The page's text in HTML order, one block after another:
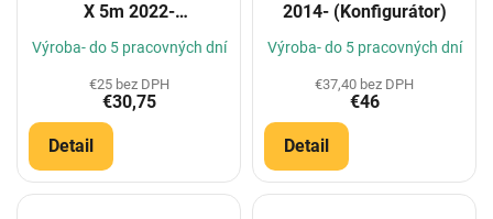
X 5m 2022-
(Konfigurátor)
Výroba- do 5 pracovných dní
€25 bez DPH
€30,75
Detail
2014- (Konfigurátor)
Výroba- do 5 pracovných dní
€37,40 bez DPH
€46
Detail